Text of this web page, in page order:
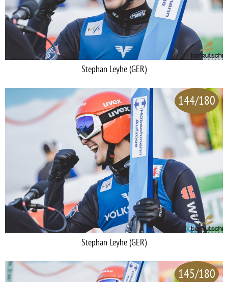
Stephan Leyhe (GER)
144/180
Stephan Leyhe (GER)
145/180